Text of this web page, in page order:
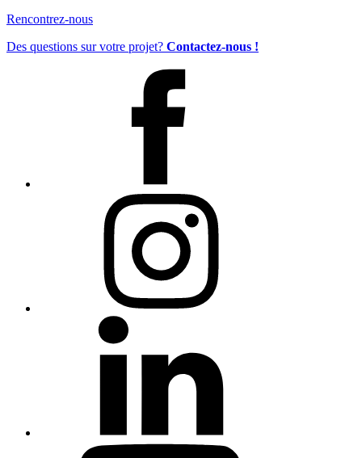
Rencontrez-nous
Des questions sur votre projet? Contactez-nous !